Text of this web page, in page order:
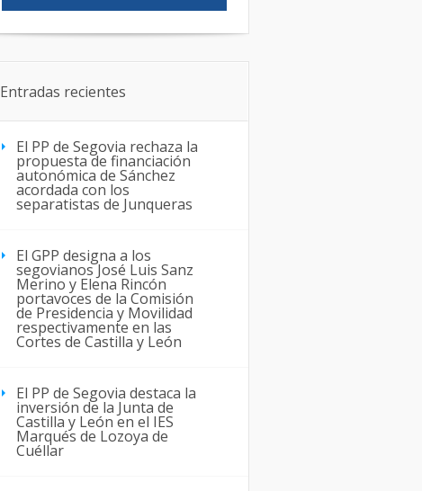
Entradas recientes
El PP de Segovia rechaza la
propuesta de financiación
autonómica de Sánchez
acordada con los
separatistas de Junqueras
El GPP designa a los
segovianos José Luis Sanz
Merino y Elena Rincón
portavoces de la Comisión
de Presidencia y Movilidad
respectivamente en las
Cortes de Castilla y León
El PP de Segovia destaca la
inversión de la Junta de
Castilla y León en el IES
Marqués de Lozoya de
Cuéllar